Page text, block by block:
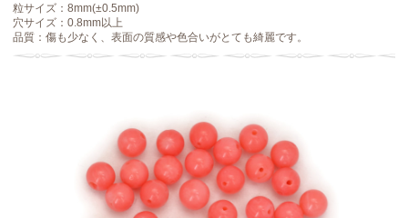
粒サイズ：8mm(±0.5mm)
穴サイズ：0.8mm以上
品質：傷も少なく、表面の質感や色合いがとても綺麗です。